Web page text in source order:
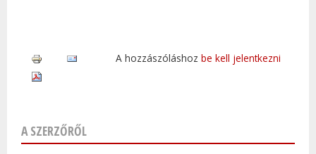
A hozzászóláshoz be kell jelentkezni
A SZERZŐRŐL